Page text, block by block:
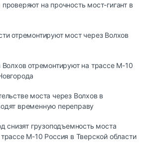
на прочность мост-гигант в
отремонтируют мост через Волхов
Волхов отремонтируют на трассе М-10
моста через Волхов в
временную переправу
снизят грузоподъемность моста
М-10 Россия в Тверской области